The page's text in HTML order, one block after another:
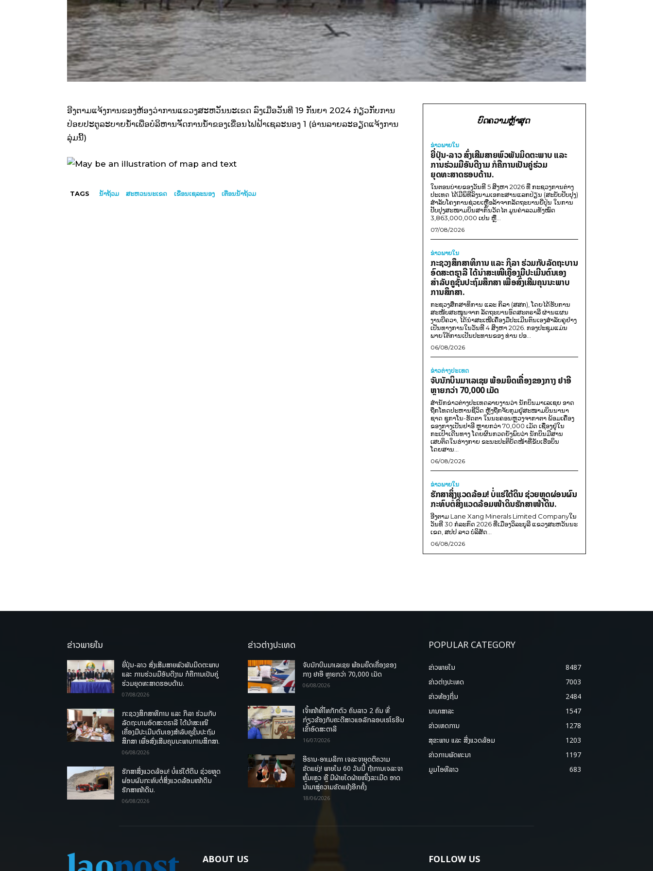
ອີງຕາມແຈ້ງການຂອງຫ້ອງວ່າການແຂວງສະຫວັນນະເຂດ ລົງເມື່ອວັນທີ 19 ກັນຍາ 2024 ກ່ຽວກັບການ
ປ່ອຍປະຕູລະບາຍນໍ້າເພື່ອບໍລິຫານຈັດການນໍ້າຂອງເຂື່ອນໄຟຟ້າເຊລະນອງ 1 (ອ່ານລາຍລະອຽດແຈ້ງການ
ລຸ່ມນີ້)
TAGS ນໍ້າຖ້ວມ ສະຫວນນະເຂດ ເຂື່ອນເຊລະນອງ ​ເຕືອນ​ນໍ້າ​ຖ້ວມ
ບົດຄວາມຫຼ້າສຸດ
ຂ່າວພາຍ​ໃນ
ຍີ່ປຸ່ນ-ລາວ ສົ່ງເສີມສາຍພົວພັນມິດຕະພາບ ແລະ
ການຮ່ວມມືອັນດີງາມ ກໍຄືການເປັນຄູ່ຮ່ວມ
ຍຸດທະສາດຮອບດ້ານ.
ໃນຕອນບ່າຍຂອງວັນທີ 5 ສິງຫາ 2026 ທີ່ ກະຊວງການຕ່າງ
ປະເທດ ໄດ້ມີພິທີລົງນາມເອກະສານແລກປ່ຽນ (ສະບັບປັບປຸງ)
ສໍາລັບໂຄງການຊ່ວຍເຫຼືອລ້າຈາກລັດຖະບານຍີ່ປຸ່ນ ໃນການ
ປັບປຸງສະໜາມບິນສາກົນວັດໄຕ ມູນຄ່າລວມທັງໝົດ
3,863,000,000 ເຢນ ຫຼື...
07/08/2026
ຂ່າວພາຍ​ໃນ
ກະຊວງສຶກສາທິການ ແລະ ກິລາ ຮ່ວມກັບລັດຖະບານ
ອົດສະຕຣາລີ ໄດ້ນຳສະເໜີເຄື່ອງມືປະເມີນຕົນເອງ
ສຳລັບຄູຊັ້ນປະຖົມສຶກສາ ເພື່ອສົ່ງເສີມຄຸນນະພາບ
ການສຶກສາ.
ກະຊວງສຶກສາທິການ ແລະ ກິລາ (ສສກ), ໂດຍໄດ້ຮັບການ
ສະໜັບສະໜູນຈາກ ລັດຖະບານອົດສະຕຣາລີ ຜ່ານແຜນ
ງານບີຄວາ, ໄດ້ນຳສະເໜີເຄື່ອງມືປະເມີນຕົນເອງສຳລັບຄູຢ່າງ
ເປັນທາງການໃນວັນທີ 4 ສິງຫາ 2026. ກອງປະຊຸມແມ່ນ
ພາຍໃຕ້ການເປັນປະທານຂອງ ທ່ານ ປອ...
06/08/2026
ຂ່າວຕ່າງປະເທດ
ຈັບນັກບິນມາເລເຊຍ ພ້ອມຍຶດເຄື່ອງຂອງກາງ ຢາອີ
ຫຼາຍກວ່າ 70,000 ເມັດ
ສຳນັກຂ່າວຕ່າງປະເທດລາຍງານວ່າ ນັກບິນມາເລເຊຍ ອາດ
ຖືກໂທດປະຫານຊີວິດ ຫຼັງຖືກຈັບກຸມຢູ່ສະໜາມບິນນານາ
ຊາດ ຊູກາໂນ-ຮັດຕາ ໃນນະຄອນຫຼວງຈາກາຕາ ພ້ອມເຄື່ອງ
ຂອງກາງເປັນຢາອີ ຫຼາຍກວ່າ 70,000 ເມັດ ເຊື່ອງຢູ່ໃນ
ກະເປົາເດີນທາງ ໂດຍຜົນກວດຍັງພົບວ່າ ນັກບິນມີສານ
ເສບຕິດໃນຮ່າງກາຍ ຂະນະປະຕິບັດໜ້າທີ່ຂັບເຮືອບິນ
ໂດຍສານ...
06/08/2026
ຂ່າວພາຍ​ໃນ
ຮັກສາສິ່ງແວດລ້ອມ! ບໍ່ແຮ່ໃຕ້ດິນ ຊ່ວຍຫຼຸດຜ່ອນຜົນ
ກະທົບຕໍ່ສິ່ງແວດລ້ອມໜ້າດິນຮັກສາໜ້າດິນ.
ອີງຕາມ Lane Xang Minerals Limited Companyໃນ
ວັນທີ 30 ກໍລະກົດ 2026 ທີ່ເມືອງວິລະບູລີ ແຂວງສະຫວັນນະ
ເຂດ, ສປປ ລາວ ບໍລິສັດ...
06/08/2026
ຂ່າວພາຍໃນ
ຍີ່ປຸ່ນ-ລາວ ສົ່ງເສີມສາຍພົວພັນມິດຕະພາບ
ແລະ ການຮ່ວມມືອັນດີງາມ ກໍຄືການເປັນຄູ່
ຮ່ວມຍຸດທະສາດຮອບດ້ານ.
07/08/2026
ກະຊວງສຶກສາທິການ ແລະ ກິລາ ຮ່ວມກັບ
ລັດຖະບານອົດສະຕຣາລີ ໄດ້ນຳສະເໜີ
ເຄື່ອງມືປະເມີນຕົນເອງສຳລັບຄູຊັ້ນປະຖົມ
ສຶກສາ ເພື່ອສົ່ງເສີມຄຸນນະພາບການສຶກສາ.
06/08/2026
ຮັກສາສິ່ງແວດລ້ອມ! ບໍ່ແຮ່ໃຕ້ດິນ ຊ່ວຍຫຼຸດ
ຜ່ອນຜົນກະທົບຕໍ່ສິ່ງແວດລ້ອມໜ້າດິນ
ຮັກສາໜ້າດິນ.
06/08/2026
ຂ່າວຕ່າງປະເທດ
ຈັບນັກບິນມາເລເຊຍ ພ້ອມຍຶດເຄື່ອງຂອງ
ກາງ ຢາອີ ຫຼາຍກວ່າ 70,000 ເມັດ
06/08/2026
ເຈົ້າໜ້າທີ່ໄທກັກຕົວ ຄົນລາວ 2 ຄົນ ທີ່
ກ່ຽວຂ້ອງກັບຄະດີສາວແອລັກລອບເຮໂຣອີນ
ເຂົ້າອົດສະຕາລີ
16/07/2026
ອີຣານ-ອາເມລິກາ ເຈລະຈາຍຸດຕິຄວາມ
ຂັດແຍ່ງ! ພາຍໃນ 60 ວັນນີ້ ຖ້າການເຈລະຈາ
ຫຼົ້ມເຫຼວ ຫຼື ມີຝ່າຍໃດຝ່າຍໜຶ່ງລະເມີດ ອາດ
ນໍາມາສູ່ຄວາມຂັດແຍ້ງອີກຄັ້ງ
18/06/2026
POPULAR CATEGORY
ຂ່າວພາຍ​ໃນ
8487
ຂ່າວຕ່າງປະເທດ
7003
ຂ່າວທ້ອງຖິ່ນ
2484
ນານາສາລະ
1547
ຂ່າວເຫດການ
1278
ສຸຂະພາບ ແລະ ສີ່ງແວດລ້ອມ
1203
ຂ່າວການພັດທະນາ
1197
ມູມໄອທີລາວ
683
ABOUT US FOLLOW US